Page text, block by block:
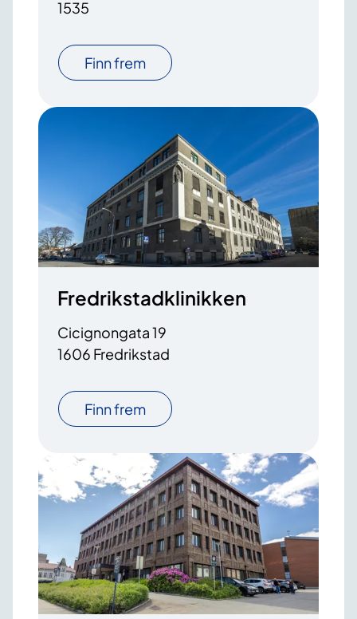
1535
Finn frem
Fredrikstadklinikken
Cicignongata 19
1606 Fredrikstad
Finn frem